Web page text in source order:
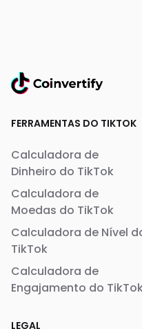
FERRAMENTAS DO TIKTOK
Calculadora de
Dinheiro do TikTok
Calculadora de
Moedas do TikTok
Calculadora de Nível
TikTok
Calculadora de
Engajamento do
LEGAL